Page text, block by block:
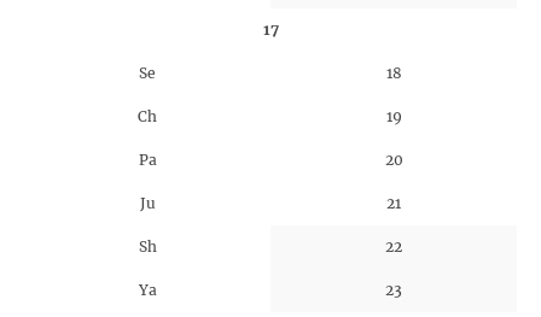
17
Se 18
Ch 19
Pa 20
Ju 21
Sh 22
Ya 23